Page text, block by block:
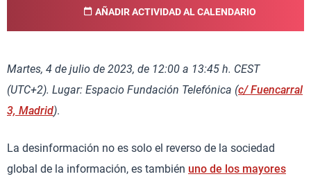
AÑADIR ACTIVIDAD AL CALENDARIO
Martes, 4 de julio de 2023, de 12:00 a 13:45 h. CEST
(UTC+2). Lugar: Espacio Fundación Telefónica (c/ Fuencarral
3, Madrid).
La desinformación no es solo el reverso de la sociedad
global de la información, es también uno de los mayores